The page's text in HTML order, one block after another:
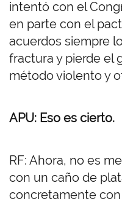
intentó con el
en parte con el
acuerdos siempre
fractura y pierde el
método violento y
APU: Eso es cierto.
RF: Ahora, no es
con un caño de
concretamente